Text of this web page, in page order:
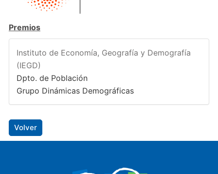
Premios
Instituto de Economía, Geografía y Demografía
(IEGD)
Dpto. de Población
Grupo Dinámicas Demográficas
Volver